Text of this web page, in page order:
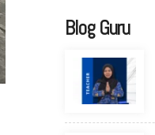
Blog Guru